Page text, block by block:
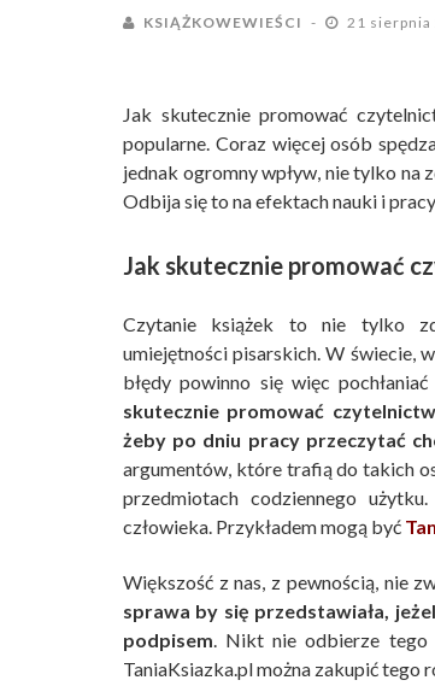
KSIĄŻKOWEWIEŚCI 21 sierpnia
Jak skutecznie promować
popularne. Coraz więcej osób
jednak ogromny wpływ, nie tylko na
Odbija się to na efektach nauki i
Jak skutecznie promować
Czytanie książek to nie tylko
umiejętności pisarskich. W świecie,
błędy powinno się więc
skutecznie promować
żeby po dniu pracy przeczytać
argumentów, które trafią do takich
przedmiotach codziennego
człowieka. Przykładem mogą być
Większość z nas, z pewnością, nie
sprawa by się przedstawiała,
podpisem. Nikt nie odbierze tego
TaniaKsiazka.pl można zakupić tego